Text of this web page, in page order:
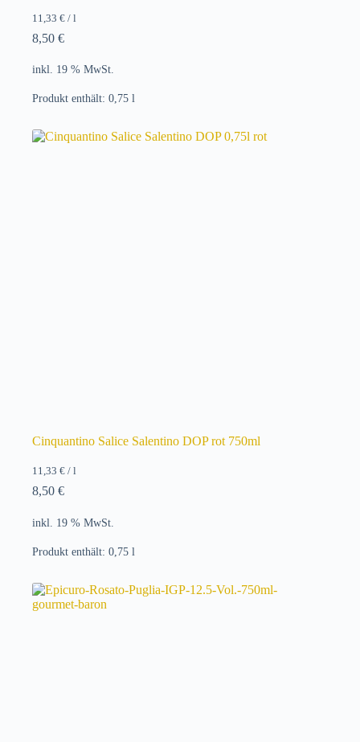
11,33 € / l
8,50 €
inkl. 19 % MwSt.
Produkt enthält: 0,75 l
Cinquantino Salice Salentino DOP rot 750ml
11,33 € / l
8,50 €
inkl. 19 % MwSt.
Produkt enthält: 0,75 l